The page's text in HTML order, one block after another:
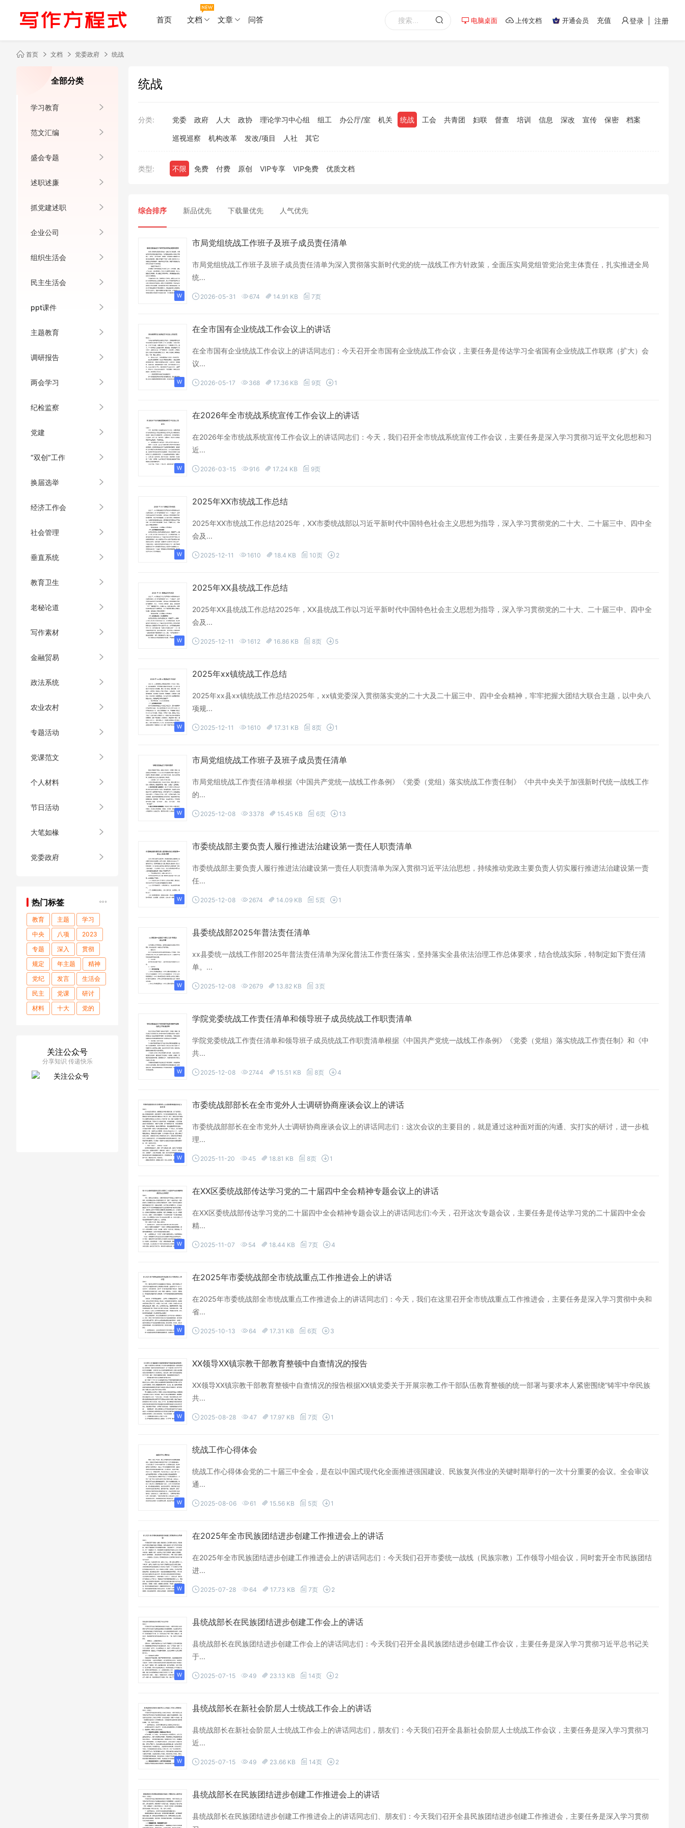
首页 文档 文章 问答 电脑桌面 上传文档 开通会员 充值 登录 | 注册
首页 文档 党委政府 统战
全部分类
学习教育
范文汇编
盛会专题
述职述廉
抓党建述职
企业公司
组织生活会
民主生活会
ppt课件
主题教育
调研报告
两会学习
纪检监察
党建
“双创”工作
换届选举
经济工作会
社会管理
垂直系统
教育卫生
老秘论道
写作素材
金融贸易
政法系统
农业农村
专题活动
党课范文
个人材料
节日活动
大笔如椽
党委政府
热门标签
教育 主题
学习
中央
八项
2023
专题
深入
贯彻
规定
年主题
精神
党纪
发言
生活会
民主
党课
研讨
材料
十大
党的
工作
公司
心得体会
读书班
关注公众号
分享知识 传递快乐
统战
分类: 党委 政府 人大 政协 理论学习中心组 组工 办公厅/室 机关 统战 工会 共青团 妇联 督查 培训 信息 深改 宣传 保密 档案
巡视巡察 机构改革 发改/项目 人社 其它
类型: 不限 免费 付费 原创 VIP专享 VIP免费 优质文档
综合排序 新品优先 下载量优先 人气优先
市局党组统战工作班子及班子成员责任清单
市局党组统战工作班子及班子成员责任清单为深入贯彻落实新时代党的统一战线工作方针政策，全面压实局党组管党治党主体责任，扎实推进全局
统...
2026-05-31 674 14.91 KB 7页
在全市国有企业统战工作会议上的讲话
在全市国有企业统战工作会议上的讲话同志们：今天召开全市国有企业统战工作会议，主要任务是传达学习全省国有企业统战工作联席（扩大）会
议...
2026-05-17 368 17.36 KB 9页 1
在2026年全市统战系统宣传工作会议上的讲话
在2026年全市统战系统宣传工作会议上的讲话同志们：今天，我们召开全市统战系统宣传工作会议，主要任务是深入学习贯彻习近平文化思想和习
近...
2026-03-15 916 17.24 KB 9页
2025年XX市统战工作总结
2025年XX市统战工作总结2025年，XX市委统战部以习近平新时代中国特色社会主义思想为指导，深入学习贯彻党的二十大、二十届三中、四中全
会及...
2025-12-11 1610 18.4 KB 10页 2
2025年XX县统战工作总结
2025年XX县统战工作总结2025年，XX县统战工作以习近平新时代中国特色社会主义思想为指导，深入学习贯彻党的二十大、二十届三中、四中全
会及...
2025-12-11 1612 16.86 KB 8页 5
2025年xx镇统战工作总结
2025年xx县xx镇统战工作总结2025年，xx镇党委深入贯彻落实党的二十大及二十届三中、四中全会精神，牢牢把握大团结大联合主题，以中央八
项规...
2025-12-11 1610 17.31 KB 8页 1
市局党组统战工作班子及班子成员责任清单
市局党组统战工作责任清单根据《中国共产党统一战线工作条例》《党委（党组）落实统战工作责任制》《中共中央关于加强新时代统一战线工作
的...
2025-12-08 3378 15.45 KB 6页 13
市委统战部主要负责人履行推进法治建设第一责任人职责清单
市委统战部主要负责人履行推进法治建设第一责任人职责清单为深入贯彻习近平法治思想，持续推动党政主要负责人切实履行推进法治建设第一责
任...
2025-12-08 2674 14.09 KB 5页 1
县委统战部2025年普法责任清单
xx县委统一战线工作部2025年普法责任清单为深化普法工作责任落实，坚持落实全县依法治理工作总体要求，结合统战实际，特制定如下责任清
单。...
2025-12-08 2679 13.82 KB 3页
学院党委统战工作责任清单和领导班子成员统战工作职责清单
学院党委统战工作责任清单和领导班子成员统战工作职责清单根据《中国共产党统一战线工作条例》《党委（党组）落实统战工作责任制》和《中
共...
2025-12-08 2744 15.51 KB 8页 4
市委统战部部长在全市党外人士调研协商座谈会议上的讲话
市委统战部部长在全市党外人士调研协商座谈会议上的讲话同志们：这次会议的主要目的，就是通过这种面对面的沟通、实打实的研讨，进一步梳
理...
2025-11-20 45 18.81 KB 8页 1
在XX区委统战部传达学习党的二十届四中全会精神专题会议上的讲话
在XX区委统战部传达学习党的二十届四中全会精神专题会议上的讲话同志们:今天，召开这次专题会议，主要任务是传达学习党的二十届四中全会
精...
2025-11-07 54 18.44 KB 7页 4
在2025年市委统战部全市统战重点工作推进会上的讲话
在2025年市委统战部全市统战重点工作推进会上的讲话同志们：今天，我们在这里召开全市统战重点工作推进会，主要任务是深入学习贯彻中央和
省...
2025-10-13 64 17.31 KB 6页 3
XX领导XX镇宗教干部教育整顿中自查情况的报告
XX领导XX镇宗教干部教育整顿中自查情况的报告根据XX镇党委关于开展宗教工作干部队伍教育整顿的统一部署与要求本人紧密围绕“铸牢中华民族
共...
2025-08-28 47 17.97 KB 7页 1
统战工作心得体会
统战工作心得体会党的二十届三中全会，是在以中国式现代化全面推进强国建设、民族复兴伟业的关键时期举行的一次十分重要的会议。全会审议
通...
2025-08-06 61 15.56 KB 5页 1
在2025年全市民族团结进步创建工作推进会上的讲话
在2025年全市民族团结进步创建工作推进会上的讲话同志们：今天我们召开市委统一战线（民族宗教）工作领导小组会议，同时套开全市民族团结
进...
2025-07-28 64 17.73 KB 7页 2
县统战部长在民族团结进步创建工作会上的讲话
县统战部长在民族团结进步创建工作会上的讲话同志们：今天我们召开全县民族团结进步创建工作会议，主要任务是深入学习贯彻习近平总书记关
于...
2025-07-15 49 23.13 KB 14页 2
县统战部长在新社会阶层人士统战工作会上的讲话
县统战部长在新社会阶层人士统战工作会上的讲话同志们，朋友们：今天我们召开全县新社会阶层人士统战工作会议，主要任务是深入学习贯彻习
近...
2025-07-15 49 23.66 KB 14页 2
县统战部长在民族团结进步创建工作推进会上的讲话
县统战部长在民族团结进步创建工作推进会上的讲话同志们、朋友们：今天我们召开全县民族团结进步创建工作推进会，主要任务是深入学习贯彻